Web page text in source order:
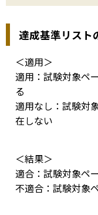
達成基準リスト
＜適用＞
適用：試験対象ペ
る
適用なし：試験対
在しない
＜結果＞
適合：試験対象ペ
不適合：試験対象